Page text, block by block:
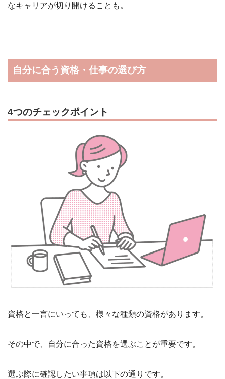
なキャリアが切り開けることも。
自分に合う資格・仕事の選び方
4つのチェックポイント
資格と一言にいっても、様々な種類の資格があります。
その中で、自分に合った資格を選ぶことが重要です。
選ぶ際に確認したい事項は以下の通りです。